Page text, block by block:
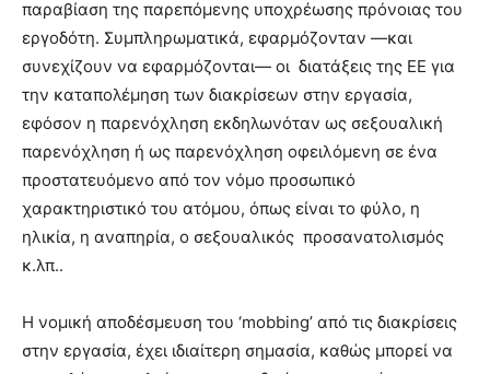
παραβίαση της παρεπόμενης υποχρέωσης πρόνοιας του
εργοδότη. Συμπληρωματικά, εφαρμόζονταν —και
συνεχίζουν να εφαρμόζονται— οι διατάξεις της ΕΕ για
την καταπολέμηση των διακρίσεων στην εργασία,
εφόσον η παρενόχληση εκδηλωνόταν ως σεξουαλική
παρενόχληση ή ως παρενόχληση οφειλόμενη σε ένα
προστατευόμενο από τον νόμο προσωπικό
χαρακτηριστικό του ατόμου, όπως είναι το φύλο, η
ηλικία, η αναπηρία, ο σεξουαλικός προσανατολισμός
κ.λπ..
Η νομική αποδέσμευση του ‘mobbing’ από τις διακρίσεις
στην εργασία, έχει ιδιαίτερη σημασία, καθώς μπορεί να